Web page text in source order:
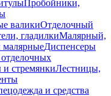
Пробойники,
валикиОтделочный
гладилкиМалярный,
малярныеДиспенсеры
стремянкиЛестницы,
и средства